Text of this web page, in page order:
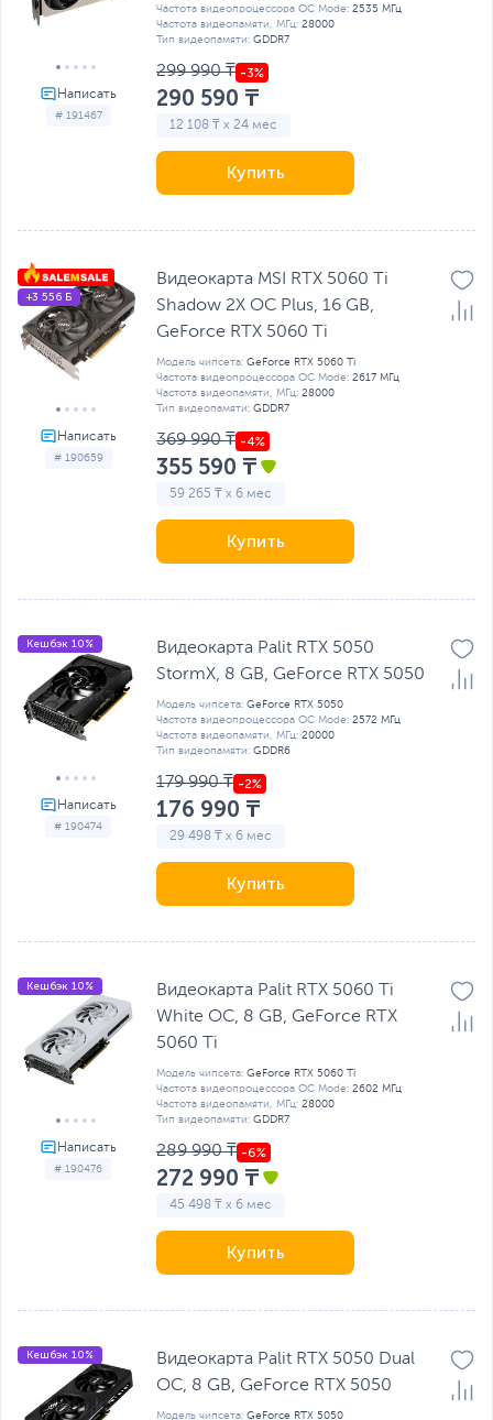
# 191467
Частота видеопроцессора OC Mode: 2535 МГц
Частота видеопамяти, МГц: 28000
Тип видеопамяти: GDDR7
299 990 ₸
290 590 ₸
12 108 ₸ x 24 мес
Купить
# 190659
+3 556 Б
Видеокарта MSI RTX 5060 Ti
Shadow 2X OC Plus, 16 GB,
GeForce RTX 5060 Ti
Модель чипсета: GeForce RTX 5060 Ti
Частота видеопроцессора OC Mode: 2617 МГц
Частота видеопамяти, МГц: 28000
Тип видеопамяти: GDDR7
369 990 ₸
355 590 ₸
59 265 ₸ x 6 мес
Купить
# 190474
Кешбэк 10%
Видеокарта Palit RTX 5050
StormX, 8 GB, GeForсe RTX 5050
Модель чипсета: GeForce RTX 5050
Частота видеопроцессора OC Mode: 2572 МГц
Частота видеопамяти, МГц: 20000
Тип видеопамяти: GDDR6
179 990 ₸
176 990 ₸
29 498 ₸ x 6 мес
Купить
# 190476
Кешбэк 10%
Видеокарта Palit RTX 5060 Ti
White OC, 8 GB, GeForсe RTX
5060 Ti
Модель чипсета: GeForсe RTX 5060 Ti
Частота видеопроцессора OC Mode: 2602 МГц
Частота видеопамяти, МГц: 28000
Тип видеопамяти: GDDR7
289 990 ₸
272 990 ₸
45 498 ₸ x 6 мес
Купить
Кешбэк 10%
Видеокарта Palit RTX 5050 Dual
OC, 8 GB, GeForсe RTX 5050
Модель чипсета: GeForce RTX 5050